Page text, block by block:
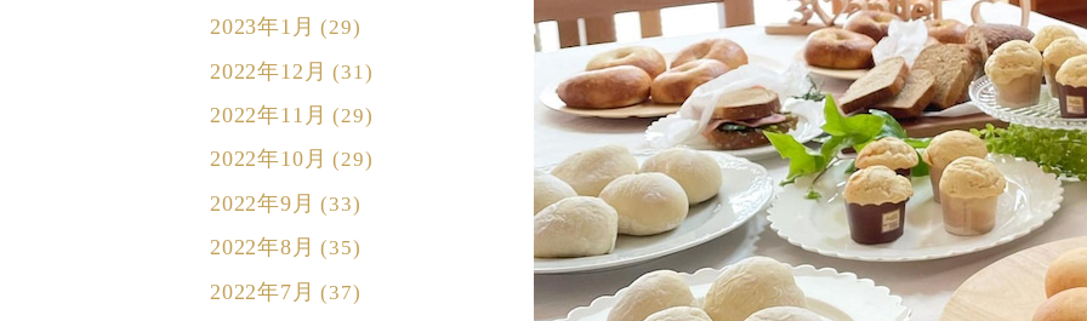
2023年1月 (29)
2022年12月 (31)
2022年11月 (29)
2022年10月 (29)
2022年9月 (33)
2022年8月 (35)
2022年7月 (37)